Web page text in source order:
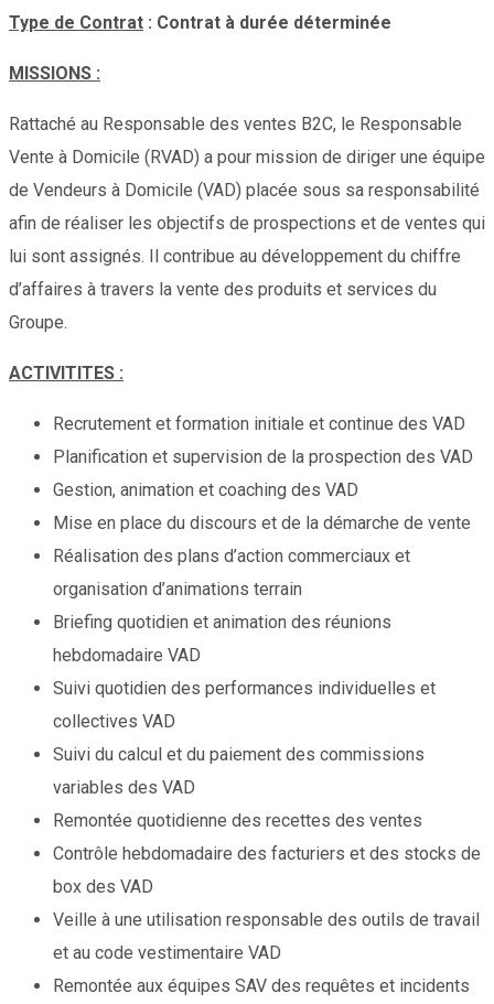
Type de Contrat : Contrat à durée déterminée
MISSIONS :
Rattaché au Responsable des ventes B2C, le Responsable
Vente à Domicile (RVAD) a pour mission de diriger une équipe
de Vendeurs à Domicile (VAD) placée sous sa responsabilité
afin de réaliser les objectifs de prospections et de ventes qui
lui sont assignés. Il contribue au développement du chiffre
d’affaires à travers la vente des produits et services du
Groupe.
ACTIVITITES :
Recrutement et formation initiale et continue des VAD
Planification et supervision de la prospection des VAD
Gestion, animation et coaching des VAD
Mise en place du discours et de la démarche de vente
Réalisation des plans d’action commerciaux et
organisation d’animations terrain
Briefing quotidien et animation des réunions
hebdomadaire VAD
Suivi quotidien des performances individuelles et
collectives VAD
Suivi du calcul et du paiement des commissions
variables des VAD
Remontée quotidienne des recettes des ventes
Contrôle hebdomadaire des facturiers et des stocks de
box des VAD
Veille à une utilisation responsable des outils de travail
et au code vestimentaire VAD
Remontée aux équipes SAV des requêtes et incidents